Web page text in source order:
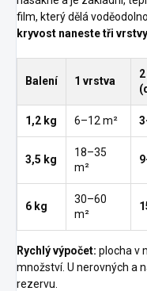
film, který dělá
kryvost naneste tři
Balení 1 vrstva
1,2 kg 6–12 m²
3,5 kg
18–35
m²
6 kg
30–60
m²
Rychlý výpočet: plocha v
množství. U nerovných a
rezervu.